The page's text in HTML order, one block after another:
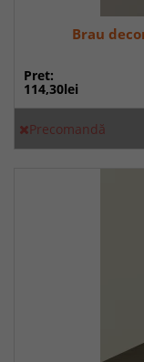
Brau
Pret:
114,30lei
Precomandă